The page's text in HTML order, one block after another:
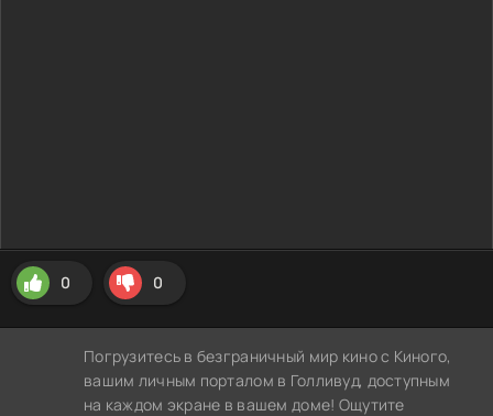
0 0
Погрузитесь в безграничный мир кино с Киного,
вашим личным порталом в Голливуд, доступным
на каждом экране в вашем доме! Ощутите